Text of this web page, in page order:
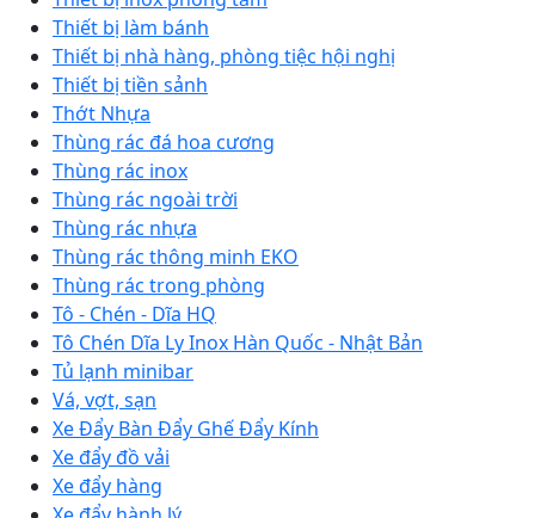
Thiết bị làm bánh
Thiết bị nhà hàng, phòng tiệc hội nghị
Thiết bị tiền sảnh
Thớt Nhựa
Thùng rác đá hoa cương
Thùng rác inox
Thùng rác ngoài trời
Thùng rác nhựa
Thùng rác thông minh EKO
Thùng rác trong phòng
Tô - Chén - Dĩa HQ
Tô Chén Dĩa Ly Inox Hàn Quốc - Nhật Bản
Tủ lạnh minibar
Vá, vợt, sạn
Xe Đẩy Bàn Đẩy Ghế Đẩy Kính
Xe đẩy đồ vải
Xe đẩy hàng